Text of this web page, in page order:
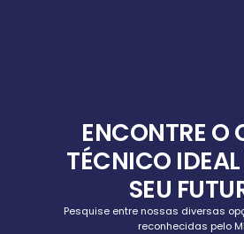
ENCONTRE O
TÉCNICO
SEU
Pesquise entre nossas diversas
reconhecidas pelo